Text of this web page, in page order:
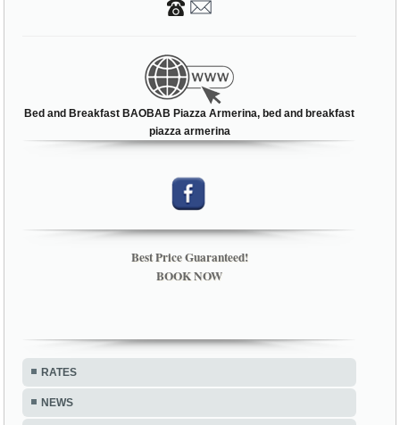
Bed and Breakfast BAOBAB Piazza Armerina, bed and breakfast
piazza armerina
Best Price Guaranteed!
BOOK NOW
RATES
NEWS